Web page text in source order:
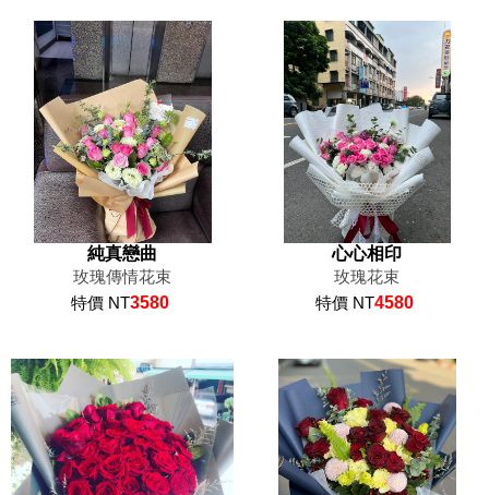
純真戀曲
玫瑰傳情花束
特價 NT3580
心心相印
玫瑰花束
特價 NT4580